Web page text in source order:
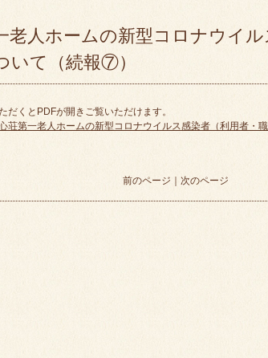
老人ホームの新型コロナウイル
いて（続報⑦）
だくとPDFが開きご覧いただけます。
荘第一老人ホームの新型コロナウイルス感染者（利用者・
前のページ 次のページ